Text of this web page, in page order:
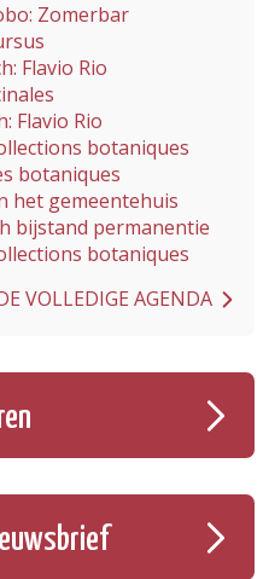
Zomerbar
Flavio Rio
Flavio Rio
botaniques
botaniques
het gemeentehuis
bijstand permanentie
botaniques
VOLLEDIGE AGENDA